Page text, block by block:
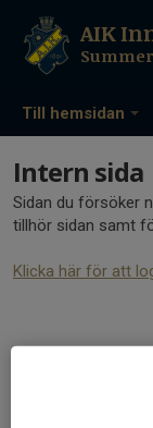
Till hemsidan
AIK
Intern sida
Sidan du försöker
tillhör sidan samt
Klicka här för att